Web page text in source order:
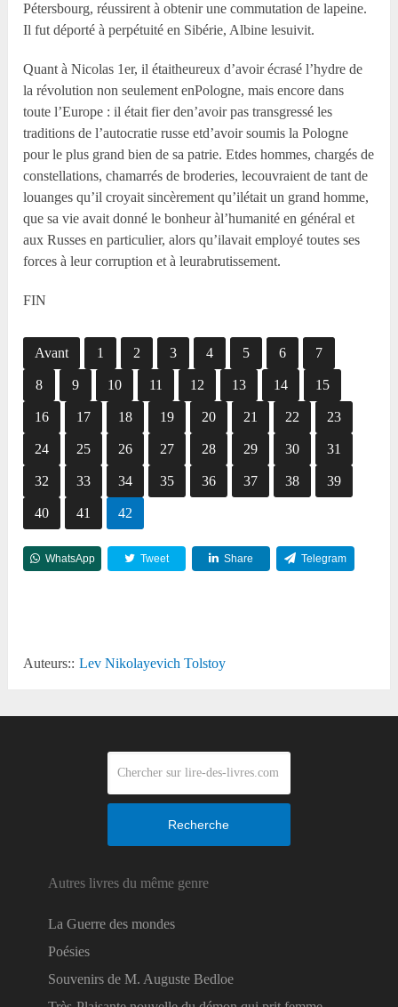
Pétersbourg, réussirent à obtenir une commutation de lapeine.
Il fut déporté à perpétuité en Sibérie, Albine lesuivit.
Quant à Nicolas 1er, il étaitheureux d’avoir écrasé l’hydre de
la révolution non seulement enPologne, mais encore dans
toute l’Europe : il était fier den’avoir pas transgressé les
traditions de l’autocratie russe etd’avoir soumis la Pologne
pour le plus grand bien de sa patrie. Etdes hommes, chargés de
constellations, chamarrés de broderies, lecouvraient de tant de
louanges qu’il croyait sincèrement qu’ilétait un grand homme,
que sa vie avait donné le bonheur àl’humanité en général et
aux Russes en particulier, alors qu’ilavait employé toutes ses
forces à leur corruption et à leurabrutissement.
FIN
Avant 1 2 3 4 5 6 7
8 9 10 11 12 13 14 15
16 17 18 19 20 21 22 23
24 25 26 27 28 29 30 31
32 33 34 35 36 37 38 39
40 41 42
WhatsApp Tweet Share Telegram
Auteurs:: Lev Nikolayevich Tolstoy
Recherche
Autres livres du même genre
La Guerre des mondes
Poésies
Souvenirs de M. Auguste Bedloe